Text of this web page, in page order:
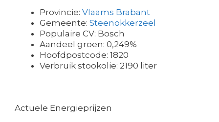
Provincie: Vlaams Brabant
Gemeente: Steenokkerzeel
Populaire CV: Bosch
Aandeel groen: 0,249%
Hoofdpostcode: 1820
Verbruik stookolie: 2190 liter
Actuele Energieprijzen